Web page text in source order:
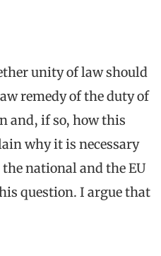
unity of law should
remedy of the duty of
and, if so, how this
why it is necessary
national and the EU
question. I argue that